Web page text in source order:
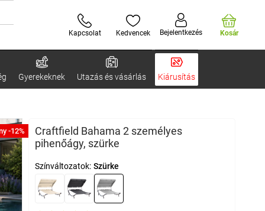
Kapcsolat Kedvencek Bejelentkezés Kosár
Gyerekeknek Utazás és vásárlás Kiárusítás
-12%
Craftfield Bahama 2 személyes
pihenőágy, szürke
Színváltozatok: Szürke